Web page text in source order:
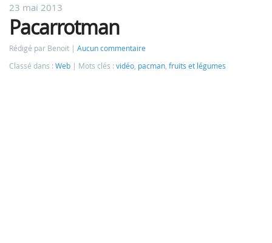
23 mai 2013
Pacarrotman
Rédigé par Benoit
Aucun commentaire
Classé dans : Web Mots clés : vidéo pacman fruits et légumes